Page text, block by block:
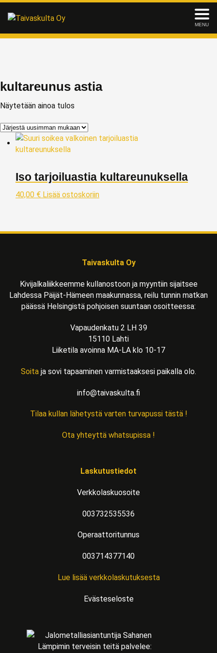
MENU
kultareunus astia
Näytetään ainoa tulos
Iso tarjoiluastia kultareunuksella
40,00 € Lisää ostoskoriin
Taivaskulta Oy
Kivijalkaliikkeemme kullanostoon ja myyntiin sijaitsee
Lahdessa Päijät-Hämeen maakunnassa, reilu tunnin matkan
päässä Helsingistä pohjoisen suuntaan osoitteessa:
Vapaudenkatu 2 LH 39
15110 Lahti
Liiketila avoinna MA-LA klo 10-17
Soita ja sovi tapaaminen varmistaaksesi paikalla olo.
info@taivaskulta.fi
Tilaa kullan lähetystä varten turvapussi tästä !
Ota yhteyttä whatsupissa !
Laskutustiedot
Verkkolaskuosoite
003732535536
Operaattoritunnus
003714377140
Lue lisää verkkolaskutuksesta
Evästeseloste
Lämpimin terveisin teitä palvelee: